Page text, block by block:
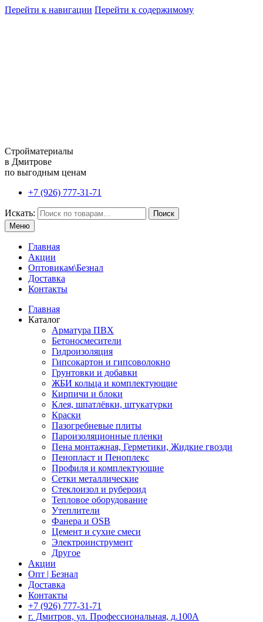
Перейти к навигации Перейти к содержимому
Стройматериалы
в Дмитрове
по выгодным ценам
+7 (926) 777-31-71
Искать:
Поиск
Меню
Главная
Акции
Оптовикам\Безнал
Доставка
Контакты
Главная
Каталог
Арматура ПВХ
Бетоносмесители
Гидроизоляция
Гипсокартон и гипсоволокно
Грунтовки и добавки
ЖБИ кольца и комплектующие
Кирпичи и блоки
Клея, шпатлёвки, штукатурки
Краски
Пазогребневые плиты
Пароизоляционные пленки
Пена монтажная, Герметики, Жидкие гвозди
Пенопласт и Пеноплекс
Профиля и комплектующие
Сетки металлические
Стеклоизол и рубероид
Тепловое оборудование
Утеплители
Фанера и OSB
Цемент и сухие смеси
Электроинструмент
Другое
Акции
Опт | Безнал
Доставка
Контакты
+7 (926) 777-31-71
г. Дмитров, ул. Профессиональная, д.100А